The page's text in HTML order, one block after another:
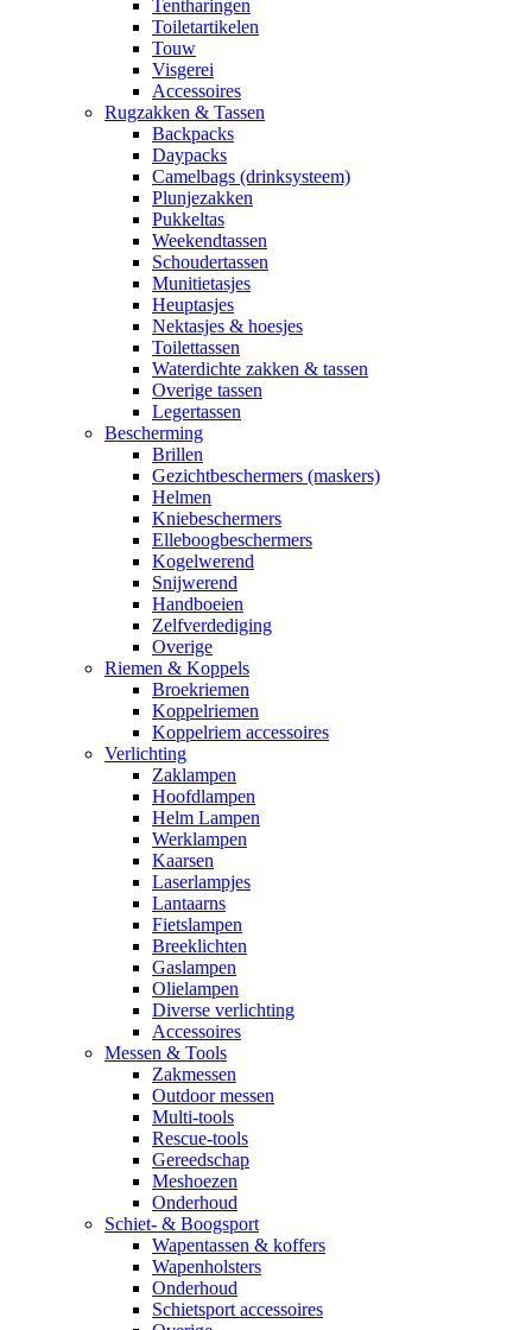
Tentharingen
Toiletartikelen
Touw
Visgerei
Accessoires
Rugzakken & Tassen
Backpacks
Daypacks
Camelbags (drinksysteem)
Plunjezakken
Pukkeltas
Weekendtassen
Schoudertassen
Munitietasjes
Heuptasjes
Nektasjes & hoesjes
Toilettassen
Waterdichte zakken & tassen
Overige tassen
Legertassen
Bescherming
Brillen
Gezichtbeschermers (maskers)
Helmen
Kniebeschermers
Elleboogbeschermers
Kogelwerend
Snijwerend
Handboeien
Zelfverdediging
Overige
Riemen & Koppels
Broekriemen
Koppelriemen
Koppelriem accessoires
Verlichting
Zaklampen
Hoofdlampen
Helm Lampen
Werklampen
Kaarsen
Laserlampjes
Lantaarns
Fietslampen
Breeklichten
Gaslampen
Olielampen
Diverse verlichting
Accessoires
Messen & Tools
Zakmessen
Outdoor messen
Multi-tools
Rescue-tools
Gereedschap
Meshoezen
Onderhoud
Schiet- & Boogsport
Wapentassen & koffers
Wapenholsters
Onderhoud
Schietsport accessoires